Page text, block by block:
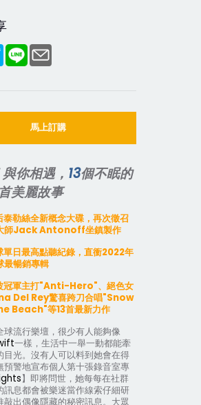
馬上訂購
與你相遇， 13個不眠的
美麗故事
泰勒絲全新概念大碟，再次徵召
師Jack Antonoff坐鎮製作
單日最高點聽紀錄，直衝2022年
最暢銷專輯
冠軍主打"Anti-Hero"、絕色女
Del Rey驚喜跨刀合唱"Snow
Beach"等13首最新力作
球流行樂壇，很少有人能夠像
一樣，生活中一舉一動都能牽
目光。沒有人可以料到她會在得
預警地宣布個人第十張錄音室專
】即將問世，她每每在社群
訊息都會被樂迷當作線索仔細研
敲出偶像隱藏的秘密訊息。大眾